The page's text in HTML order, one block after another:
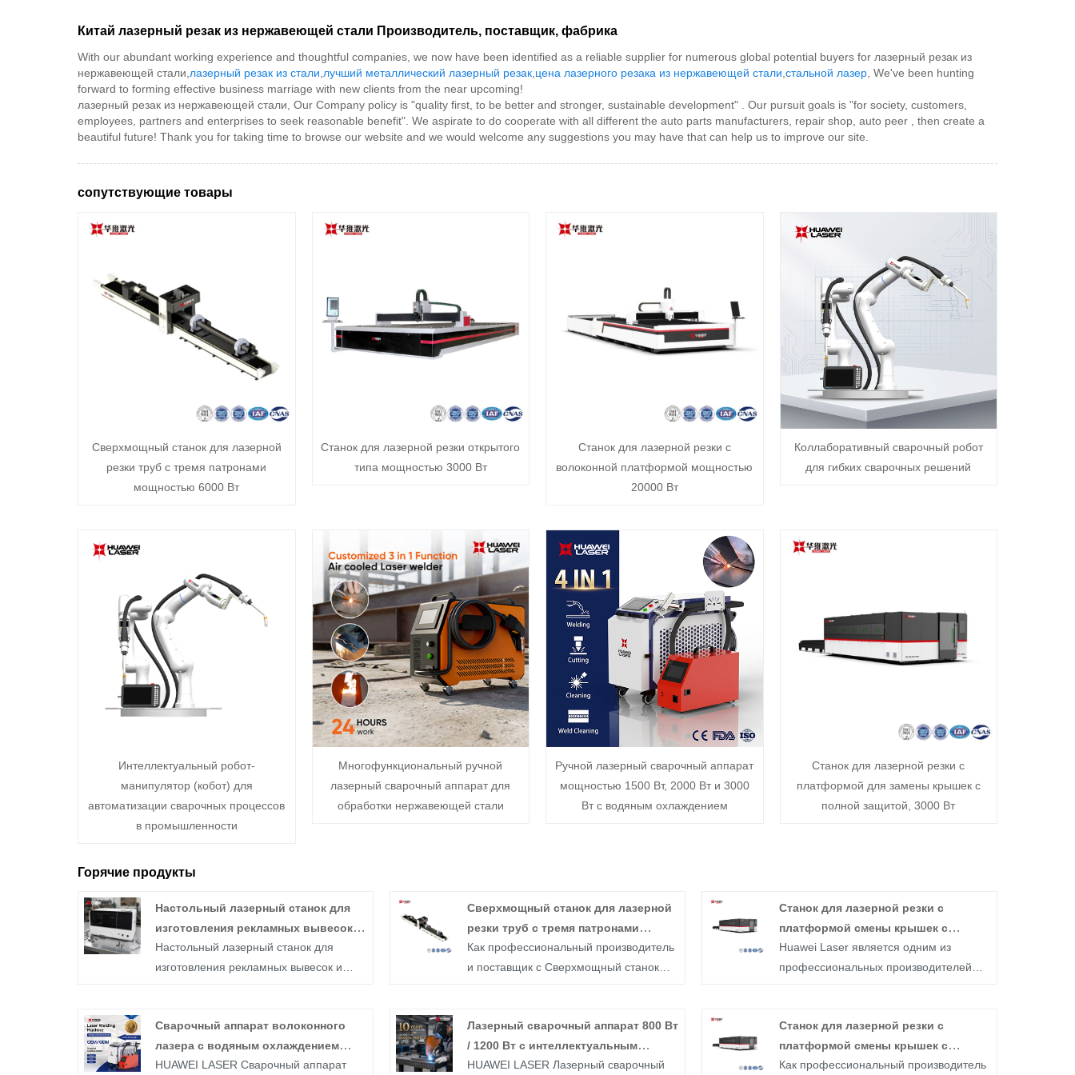
Китай лазерный резак из нержавеющей стали Производитель, поставщик, фабрика
With our abundant working experience and thoughtful companies, we now have been identified as a reliable supplier for numerous global potential buyers for лазерный резак из
нержавеющей стали, лазерный резак из стали лучший металлический лазерный резак цена лазерного резака из нержавеющей стали стальной лазер , We've been hunting
forward to forming effective business marriage with new clients from the near upcoming!
лазерный резак из нержавеющей стали, Our Company policy is "quality first, to be better and stronger, sustainable development" . Our pursuit goals is "for society, customers,
employees, partners and enterprises to seek reasonable benefit". We aspirate to do cooperate with all different the auto parts manufacturers, repair shop, auto peer , then create a
beautiful future! Thank you for taking time to browse our website and we would welcome any suggestions you may have that can help us to improve our site.
сопутствующие товары
Сверхмощный станок для лазерной
резки труб с тремя патронами
мощностью 6000 Вт
Станок для лазерной резки открытого
типа мощностью 3000 Вт
Станок для лазерной резки с
волоконной платформой мощностью
20000 Вт
Коллаборативный сварочный робот
для гибких сварочных решений
Интеллектуальный робот-
манипулятор (кобот) для
автоматизации сварочных процессов
в промышленности
Многофункциональный ручной
лазерный сварочный аппарат для
обработки нержавеющей стали
Ручной лазерный сварочный аппарат
мощностью 1500 Вт, 2000 Вт и 3000
Вт с водяным охлаждением
Станок для лазерной резки с
платформой для замены крышек с
полной защитой, 3000 Вт
Горячие продукты
Настольный лазерный станок для
изготовления рекламных вывесок и
резки металла
Настольный лазерный станок для
изготовления рекламных вывесок и
решение на основе волоконного
лазера, разработанное для
производителей рекламных
Сверхмощный станок для лазерной
резки труб с тремя патронами
мощностью 3000 В
Как профессиональный производитель
и поставщик с Сверхмощный станок
Laser надеется предоставить вам
высококачественные машины для
лазерной режущей трубки с тремя
Станок для лазерной резки с
платформой смены крышек с
полной защитой, 12000 Вт
Huawei Laser является одним из
профессиональных производителей
защитой, 12000 Вт. Его платформа
может заменить покрытия и
обеспечивать комплексную защиту 12
Сварочный аппарат волоконного
лазера с водяным охлаждением
мощностью 1500 Вт, 2000 Вт, 3000 Вт
HUAWEI LASER Сварочный аппарат
Лазерный сварочный аппарат 800 Вт
/ 1200 Вт с интеллектуальным
управлением и воздушным
HUAWEI LASER Лазерный сварочный
Станок для лазерной резки с
платформой смены крышек с
полной защитой, 20000 Вт
Как профессиональный производитель